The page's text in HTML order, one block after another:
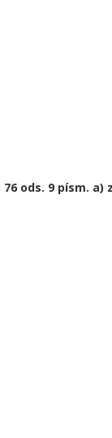
ods. 9 písm.